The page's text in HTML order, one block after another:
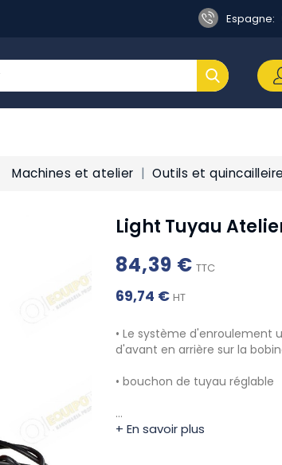
Espagne:
Machines et atelier Outils et quincailleire
Light Tuyau
84,39 € TTC
69,74 € HT
• Le système
d'avant en arrière sur la
• bouchon de tuyau réglable
…
+ En savoir plus